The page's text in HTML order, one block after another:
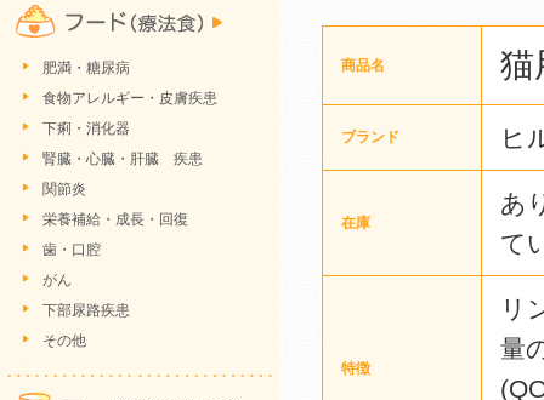
商品名 猫
ブランド ヒ
在庫
あ
て
特徴
リ
量
肥満・糖尿病
食物アレルギー・皮膚疾患
下痢・消化器
腎臓・心臓・肝臓 疾患
関節炎
栄養補給・成長・回復
歯・口腔
がん
下部尿路疾患
その他